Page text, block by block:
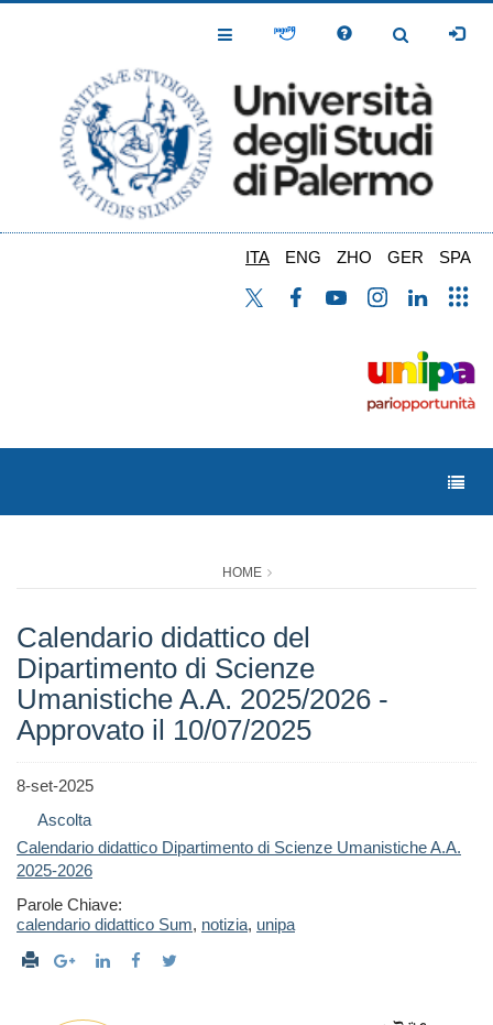
Toggle
Toggle
ITA ENG ZHO GER SPA
HOME
Calendario didattico del
Dipartimento di Scienze
Umanistiche A.A. 2025/2026 -
Approvato il 10/07/2025
8-set-2025
Ascolta
Calendario didattico Dipartimento di Scienze Umanistiche A.A.
2025-2026
Parole Chiave:
calendario didattico Sum, notizia, unipa